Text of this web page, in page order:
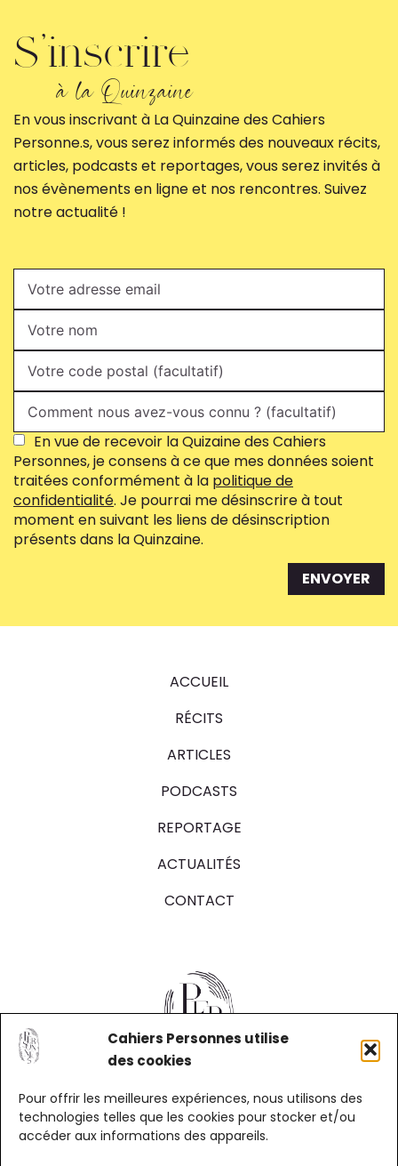
Cahiers Personnes utilise
des cookies
Pour offrir les meilleures expériences, nous utilisons des
technologies telles que les cookies pour stocker et/ou
accéder aux informations des appareils.
0:00
S'inscrire
à la Quinzaine
En vous inscrivant à La Quinzaine des Cahiers
Personne.s, vous serez informés des nouveaux récits,
articles, podcasts et reportages, vous serez invités à
nos évènements en ligne et nos rencontres. Suivez
notre actualité !
En vue de recevoir la Quizaine des Cahiers
Personnes, je consens à ce que mes données soient
traitées conformément à la politique de
confidentialité. Je pourrai me désinscrire à tout
moment en suivant les liens de désinscription
présents dans la Quinzaine.
ENVOYER
ACCUEIL
RÉCITS
ARTICLES
PODCASTS
REPORTAGE
ACTUALITÉS
CONTACT